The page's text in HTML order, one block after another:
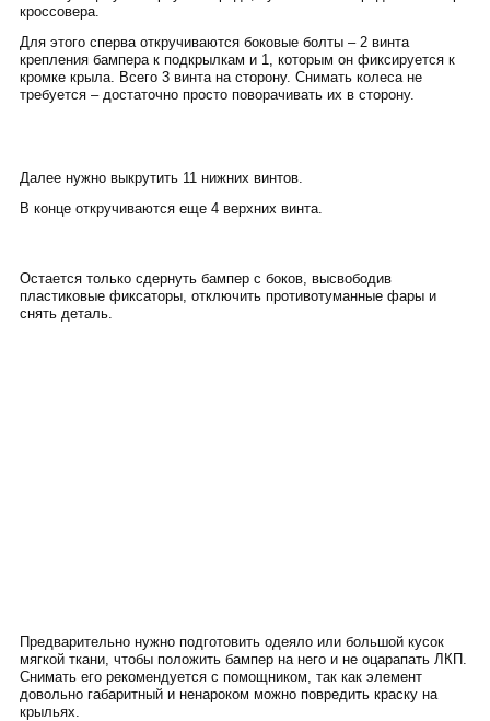
кроссовера.
Для этого сперва откручиваются боковые болты – 2 винта
крепления бампера к подкрылкам и 1, которым он фиксируется к
кромке крыла. Всего 3 винта на сторону. Снимать колеса не
требуется – достаточно просто поворачивать их в сторону.
Далее нужно выкрутить 11 нижних винтов.
В конце откручиваются еще 4 верхних винта.
Остается только сдернуть бампер с боков, высвободив
пластиковые фиксаторы, отключить противотуманные фары и
снять деталь.
Предварительно нужно подготовить одеяло или большой кусок
мягкой ткани, чтобы положить бампер на него и не оцарапать ЛКП.
Снимать его рекомендуется с помощником, так как элемент
довольно габаритный и ненароком можно повредить краску на
крыльях.